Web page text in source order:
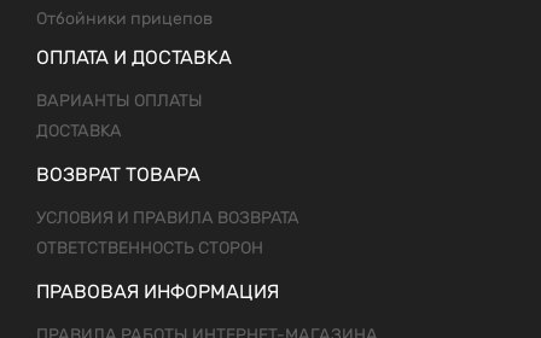
Отбойники прицепов
ОПЛАТА И ДОСТАВКА
ВАРИАНТЫ ОПЛАТЫ
ДОСТАВКА
ВОЗВРАТ ТОВАРА
УСЛОВИЯ И ПРАВИЛА ВОЗВРАТА
ОТВЕТСТВЕННОСТЬ СТОРОН
ПРАВОВАЯ ИНФОРМАЦИЯ